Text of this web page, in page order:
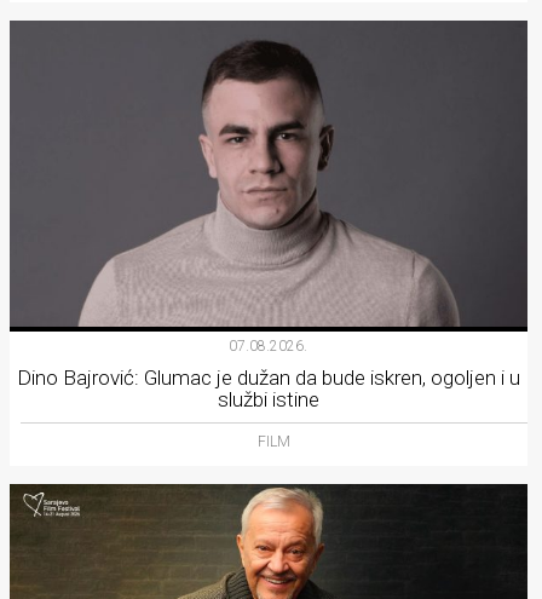
07.08.2026.
Dino Bajrović: Glumac je dužan da bude iskren, ogoljen i u
službi istine
FILM